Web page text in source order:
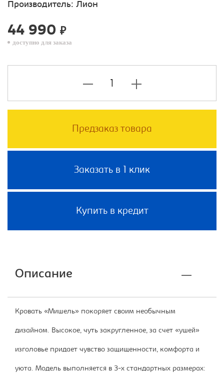
Производитель: Лион
44 990 ₽
доступно для заказа
Предзаказ товара
Заказать в 1 клик
Купить в кредит
Описание
Кровать «Мишель» покоряет своим необычным
дизайном. Высокое, чуть закругленное, за счет «ушей»
изголовье придает чувство защищенности, комфорта и
уюта. Модель выполняется в 3-х стандартных размерах: